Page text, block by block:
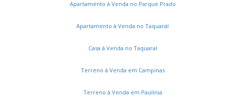
Apartamento à Venda no Parque Prado
Apartamento à Venda no Taquaral
Casa à Venda no Taquaral
Terreno à Venda em Campinas
Terreno à Venda em Paulínia